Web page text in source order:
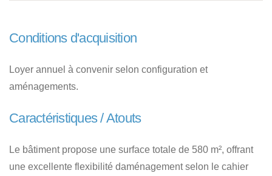
Conditions d'acquisition
Loyer annuel à convenir selon configuration et
aménagements.
Caractéristiques / Atouts
Le bâtiment propose une surface totale de 580 m², offrant
une excellente flexibilité daménagement selon le cahier